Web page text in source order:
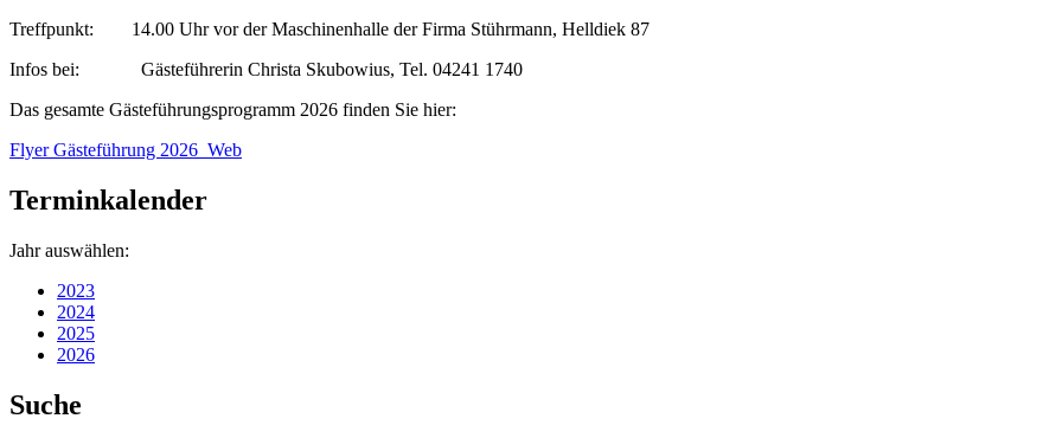
Treffpunkt: 14.00 Uhr vor der Maschinenhalle der Firma Stührmann, Helldiek 87
Infos bei: Gästeführerin Christa Skubowius, Tel. 04241 1740
Das gesamte Gästeführungsprogramm 2026 finden Sie hier:
Flyer Gästeführung 2026_Web
Terminkalender
Jahr auswählen:
2023
2024
2025
2026
Suche